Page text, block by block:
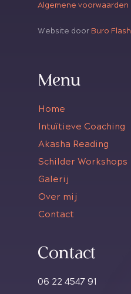
Algemene voorwaarden
Website door Buro Flash
Home
Intuïtieve Coaching
Akasha Reading
Schilder Workshops
Galerij
Over mij
Contact
Menu
06 22 4547 91
Contact